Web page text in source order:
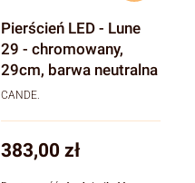
Pierścień LED - Lune
29 - chromowany,
29cm, barwa neutralna
CANDE.
Cena
383,00 zł